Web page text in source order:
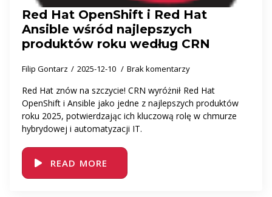
Red Hat OpenShift i Red Hat
Ansible wśród najlepszych
produktów roku według CRN
Filip Gontarz 2025-12-10 Brak komentarzy
Red Hat znów na szczycie! CRN wyróżnił Red Hat
OpenShift i Ansible jako jedne z najlepszych produktów
roku 2025, potwierdzając ich kluczową rolę w chmurze
hybrydowej i automatyzacji IT.
READ MORE